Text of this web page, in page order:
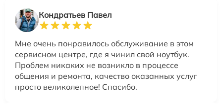
Кондратьев Павел
Мне очень понравилось обслуживание в этом
сервисном центре, где я чинил свой ноутбук.
Проблем никаких не возникло в процессе
общения и ремонта, качество оказанных услуг
просто великолепное! Спасибо.